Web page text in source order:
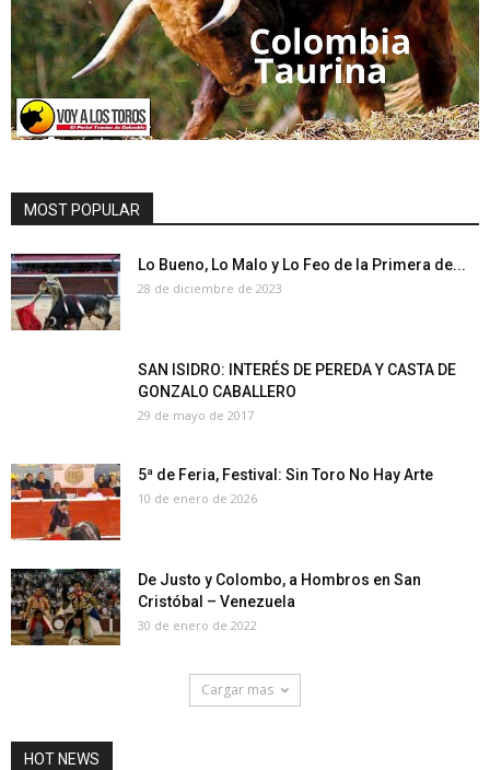
MOST POPULAR
Lo Bueno, Lo Malo y Lo Feo de la Primera de...
28 de diciembre de 2023
SAN ISIDRO: INTERÉS DE PEREDA Y CASTA DE
GONZALO CABALLERO
29 de mayo de 2017
5ª de Feria, Festival: Sin Toro No Hay Arte
10 de enero de 2026
De Justo y Colombo, a Hombros en San
Cristóbal – Venezuela
30 de enero de 2022
Cargar mas
HOT NEWS